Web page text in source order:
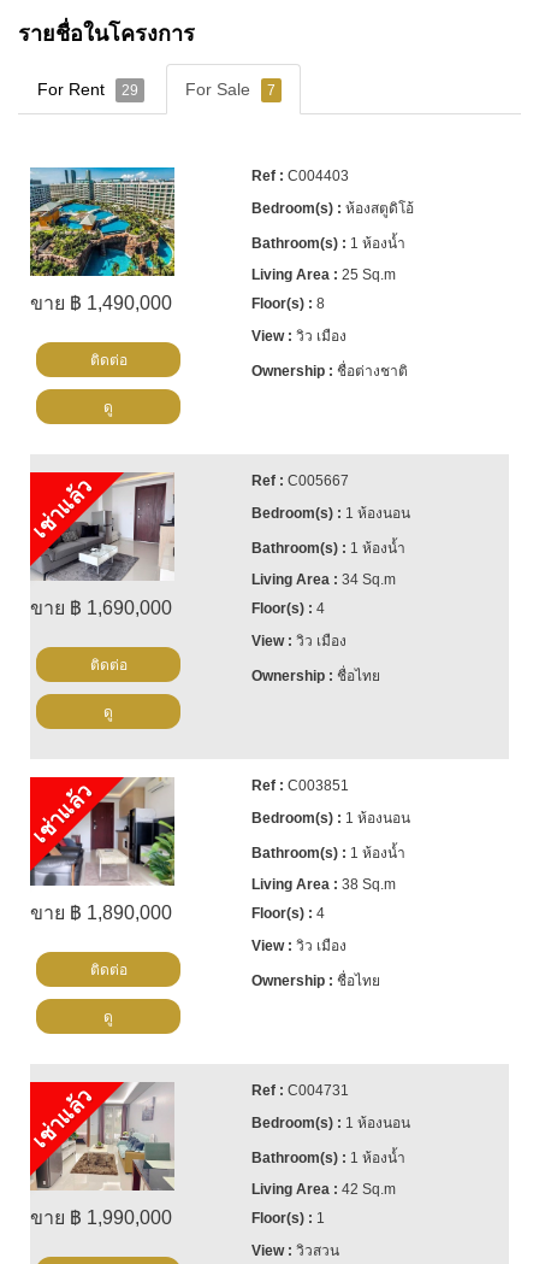
รายชื่อในโครงการ
For Rent 29 For Sale 7
ขาย ฿ 1,490,000
C004403
ห้องสตูดิโอ้
1 ห้องน้ำ
25 Sq.m
8
วิว เมือง
ชื่อต่างชาติ
ติดต่อ
ดู
เช่าแล้ว
ขาย ฿ 1,690,000
C005667
1 ห้องนอน
1 ห้องน้ำ
34 Sq.m
4
วิว เมือง
ชื่อไทย
ติดต่อ
ดู
เช่าแล้ว
ขาย ฿ 1,890,000
C003851
1 ห้องนอน
1 ห้องน้ำ
38 Sq.m
4
วิว เมือง
ชื่อไทย
ติดต่อ
ดู
เช่าแล้ว
ขาย ฿ 1,990,000
C004731
1 ห้องนอน
1 ห้องน้ำ
42 Sq.m
1
วิวสวน